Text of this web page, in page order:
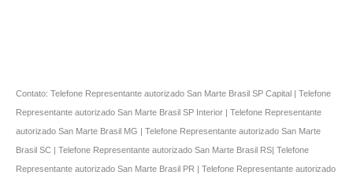
Contato: Telefone Representante autorizado San Marte Brasil SP Capital | Telefone
Representante autorizado San Marte Brasil SP Interior | Telefone Representante
autorizado San Marte Brasil MG | Telefone Representante autorizado San Marte
Brasil SC | Telefone Representante autorizado San Marte Brasil RS| Telefone
Representante autorizado San Marte Brasil PR | Telefone Representante autorizado